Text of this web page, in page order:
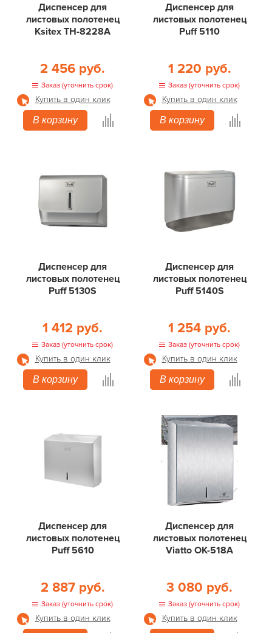
Диспенсер для
листовых полотенец
Ksitex ТН-8228А
2 456 руб.
Заказ (уточнить срок)
Купить в один клик
В корзину
Диспенсер для
листовых полотенец
Puff 5110
1 220 руб.
Заказ (уточнить срок)
Купить в один клик
В корзину
Диспенсер для
листовых полотенец
Puff 5130S
1 412 руб.
Заказ (уточнить срок)
Купить в один клик
В корзину
Диспенсер для
листовых полотенец
Puff 5140S
1 254 руб.
Заказ (уточнить срок)
Купить в один клик
В корзину
Диспенсер для
листовых полотенец
Puff 5610
2 887 руб.
Заказ (уточнить срок)
Купить в один клик
Диспенсер для
листовых полотенец
Viatto OK-518A
3 080 руб.
Заказ (уточнить срок)
Купить в один клик